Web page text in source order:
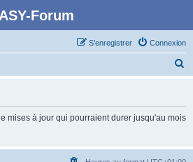
ASY-Forum
Connexion
S’enregistrer
mises à jour qui pourraient durer jusqu'au mois